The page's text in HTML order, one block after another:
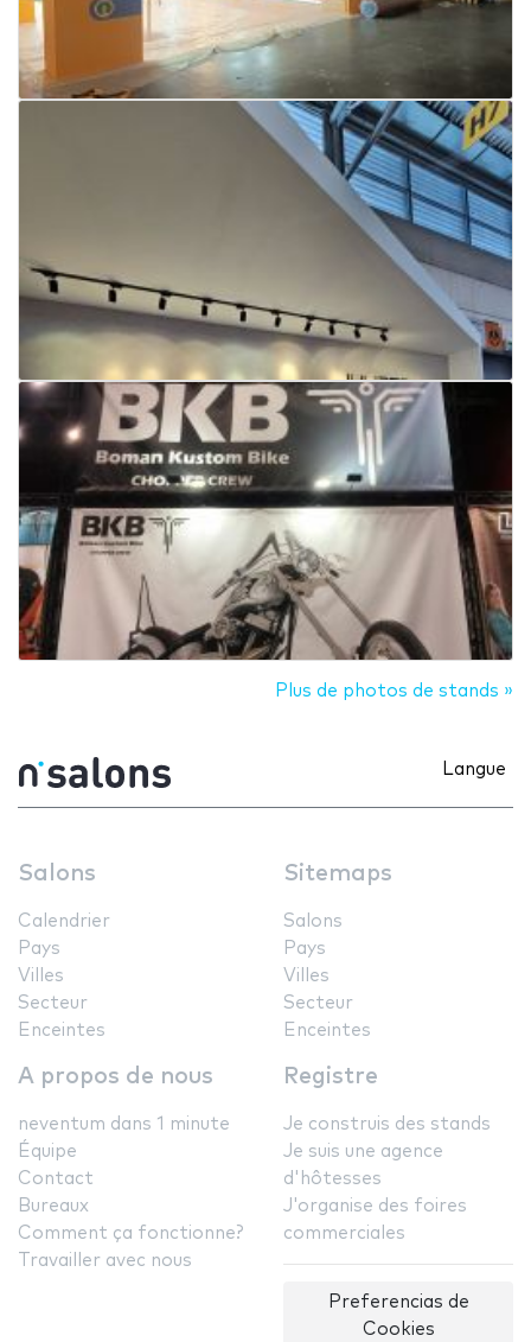
Plus de photos de stands »
Langue
Salons
Calendrier
Pays
Villes
Secteur
Enceintes
Sitemaps
Salons
Pays
Villes
Secteur
Enceintes
A propos de nous
neventum dans 1 minute
Équipe
Contact
Bureaux
Comment ça fonctionne?
Travailler avec nous
Registre
Je construis des stands
Je suis une agence
d'hôtesses
J'organise des foires
commerciales
Preferencias de
Cookies